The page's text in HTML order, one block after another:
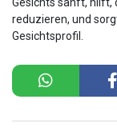
reduzieren, und
Gesichtsprofil.